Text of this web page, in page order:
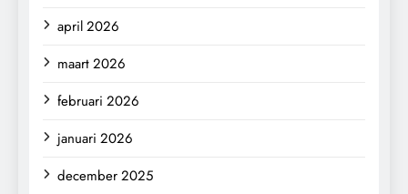
april 2026
maart 2026
februari 2026
januari 2026
december 2025